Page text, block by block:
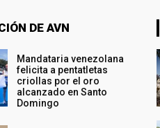
DE AVN
Mandataria venezolana
felicita a pentatletas
criollas por el oro
alcanzado en Santo
Domingo